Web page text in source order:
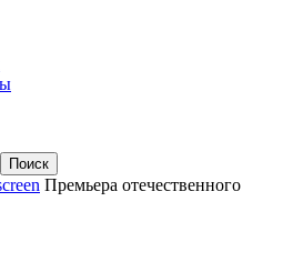
Премьера отечественного